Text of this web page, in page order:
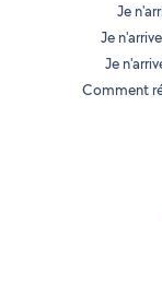
Je
Je
Je
Comment